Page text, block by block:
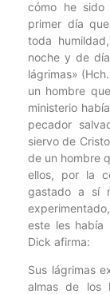
cómo he
primer día
toda
noche y de
lágrimas»
un hombre
ministerio
pecador
siervo de
de un hombre
ellos, por la
gastado a sí
este les había
Dick afirma:
Sus lágrimas
almas de los